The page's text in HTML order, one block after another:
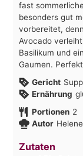
fast
besonders gut
vorbereitet,
Avocado
Basilikum und
Gaumen.
Gericht
Ernährung
Portionen 2
Autor
Zutaten